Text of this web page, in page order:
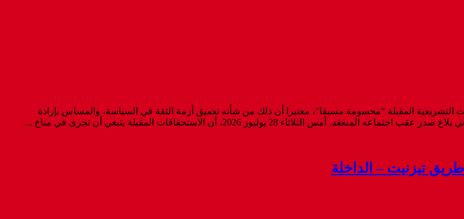
التشريعية المقبلة “محسومة مسبقا”، معتبرا أن ذلك من شأنه تعميق أزمة الثقة في السياسة، والمساس بإرادة
28 يوليوز 2026، أن الاستحقاقات المقبلة ينبغي أن تجرى في مناخ ...
تيزنيت – الداخلة